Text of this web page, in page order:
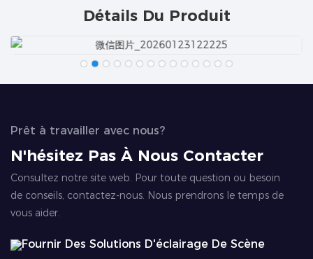
Détails Du Produit
Prêt à travailler avec nous?
N'hésitez Pas À Nous Contacter
Consultez notre site web. Pour toute question ou besoin
de conseils, contactez-nous. Nous prendrons le temps de
vous aider.
Fournir Des Solutions D'éclairage De Scène